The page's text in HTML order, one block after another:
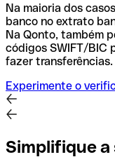
Na maioria dos
banco no extrato
Na Qonto, também
códigos SWIFT/BIC
fazer transferências.
Experimente o
Simplifique a